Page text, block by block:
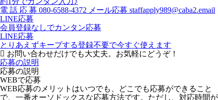
電 話 応 募 080-6588-4372 メール応募 staffapply989@caba2.email
LINE応募
会員登録なしでカンタン応募
LINE応募
とりあえずキープする登録不要で今すぐ使えます
お問い合わせだけでも大丈夫。お気軽にどうぞ！
応募の説明
応募の説明
WEBで応募
WEB応募のメリットはいつでも、どこでも応募ができること
で、一番オーソドックスな応募方法です。ただし、対応時間が